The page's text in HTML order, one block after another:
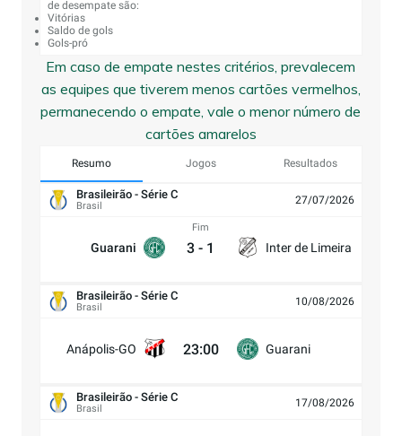
de desempate são:
Vitórias
Saldo de gols
Gols-pró
Em caso de empate nestes critérios, prevalecem
as equipes que tiverem menos cartões vermelhos,
permanecendo o empate, vale o menor número de
cartões amarelos
Resumo Jogos Resultados
Brasileirão - Série C
Brasil 27/07/2026
Guarani
Fim
3 - 1 Inter de Limeira
Brasileirão - Série C
Brasil 10/08/2026
Anápolis-GO 23:00 Guarani
Brasileirão - Série C
Brasil 17/08/2026